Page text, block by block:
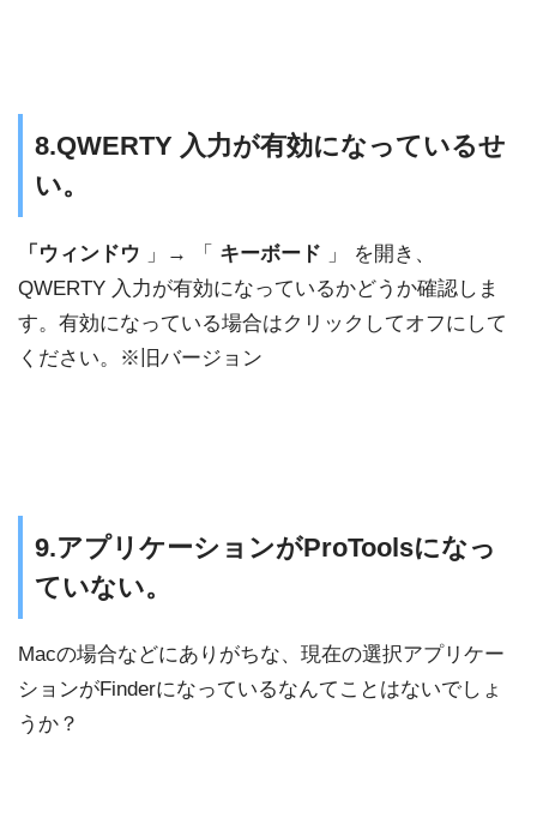
8.QWERTY 入力が有効になっているせ
い。
「ウィンドウ 」→ 「 キーボード 」 を開き、
QWERTY 入力が有効になっているかどうか確認しま
す。有効になっている場合はクリックしてオフにして
ください。※旧バージョン
9.アプリケーションがProToolsになっ
ていない。
Macの場合などにありがちな、現在の選択アプリケー
ションがFinderになっているなんてことはないでしょ
うか？